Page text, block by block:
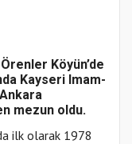
Köyün’de
Kayseri Imam-
mezun oldu.
ilk olarak 1978